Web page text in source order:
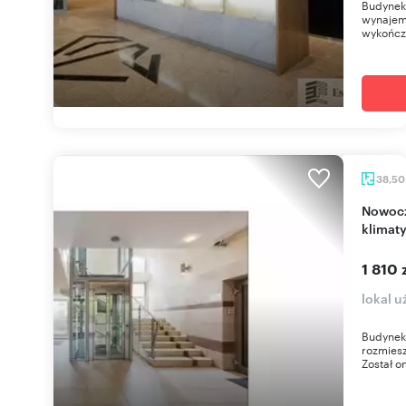
38,50
Nowoczesny lokal biurowy na Kazimierzu,
1 810
lokal
Został